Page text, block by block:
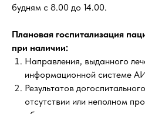
будням с 8.00 до 14.00.
Плановая госпитализация
при наличии:
Направления, выданного
информационной системе
Результатов
отсутствии или неполном